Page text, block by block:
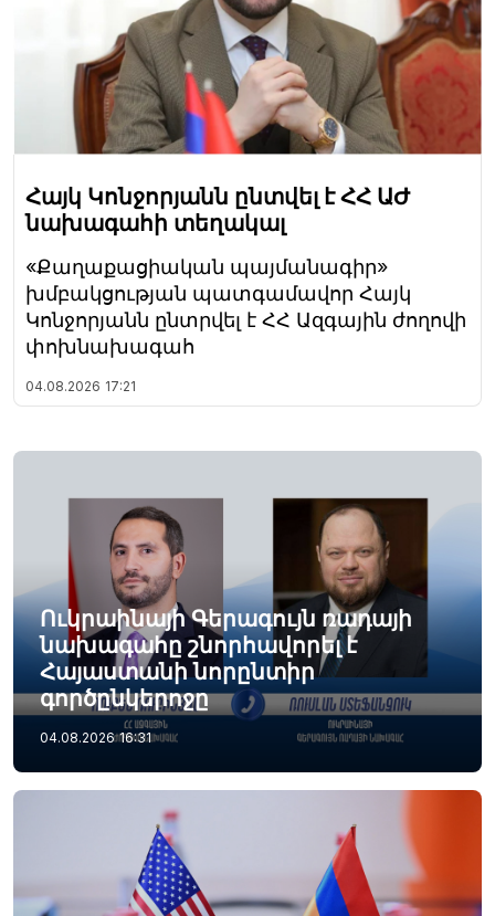
Հայկ Կոնջորյանն ընտվել է ՀՀ ԱԺ
նախագահի տեղակալ
«Քաղաքացիական պայմանագիր»
խմբակցության պատգամավոր Հայկ
Կոնջորյանն ընտրվել է ՀՀ Ազգային ժողովի
փոխնախագահ
04.08.2026 17:21
Ուկրաինայի Գերագույն ռադայի
նախագահը շնորհավորել է
Հայաստանի նորընտիր
գործընկերոջը
04.08.2026 16:31